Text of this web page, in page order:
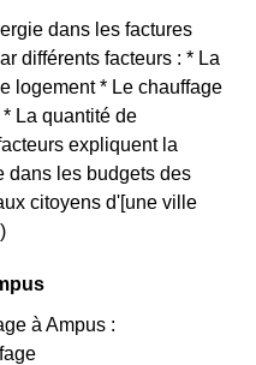
dans les factures
différents facteurs : * La
logement * Le chauffage
La quantité de
expliquent la
dans les budgets des
citoyens d'[une ville
à Ampus :